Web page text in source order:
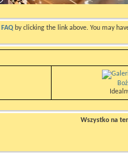
FAQ by clicking the link above. You may
Wszystko na